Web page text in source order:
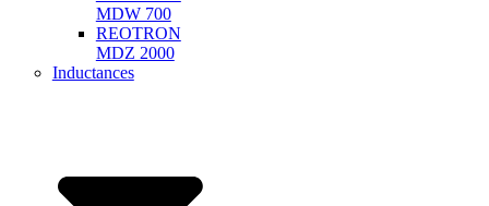
MDW 700
REOTRON
MDZ 2000
Inductances